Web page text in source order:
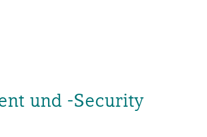
und -Security